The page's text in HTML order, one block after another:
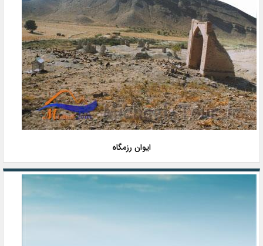
ایوان رزمگاه